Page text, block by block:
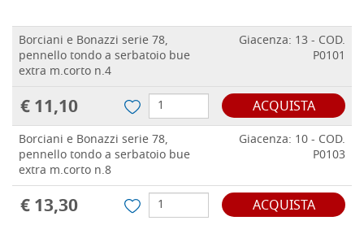
Borciani e Bonazzi serie 78,
pennello tondo a serbatoio bue
extra m.corto n.4
Giacenza: 13 - COD.
P0101
€ 11,10 ACQUISTA
Borciani e Bonazzi serie 78,
pennello tondo a serbatoio bue
extra m.corto n.8
Giacenza: 10 - COD.
P0103
€ 13,30 ACQUISTA